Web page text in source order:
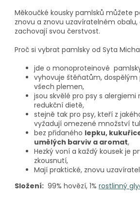
Měkoučké kousky pamlsků můžete
znovu a znovu uzavíratelném
zachovají svou čerstvost.
Proč si vybrat pamlsky od Syta
jde o monoproteinové
vyhovuje štěňatům, dospělým
všech plemen,
jsou skvělé pro psy s alergiemi
redukční dietě,
stejně tak pro psy, kteří z
vyžadují omezené množství
bez přidaného lepku,
umělých barviv a aromat,
Hezký voní a každý kousek je
zkousnutí,
Mají praktické, znovu
Složení: 99% hovězí, 1% rostlinný